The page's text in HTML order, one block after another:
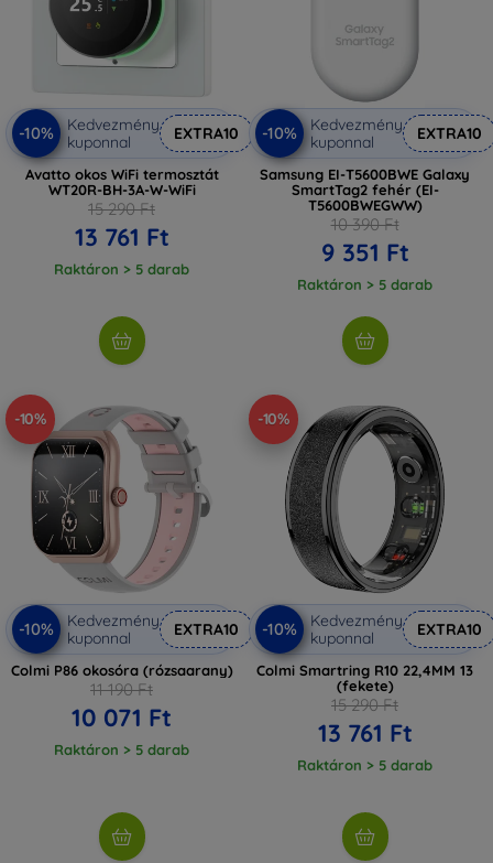
-10%
Kedvezmény
kuponnal
EXTRA10
Avatto okos WiFi termosztát
WT20R-BH-3A-W-WiFi
15 290 Ft
13 761 Ft
Raktáron > 5 darab
-10%
Kedvezmény
kuponnal
EXTRA10
Samsung EI-T5600BWE Galaxy
SmartTag2 fehér (EI-
T5600BWEGWW)
10 390 Ft
9 351 Ft
Raktáron > 5 darab
-10%
-10%
Kedvezmény
kuponnal
EXTRA10
Colmi P86 okosóra (rózsaarany)
11 190 Ft
10 071 Ft
Raktáron > 5 darab
-10%
-10%
Kedvezmény
kuponnal
EXTRA10
Colmi Smartring R10 22,4MM 13
(fekete)
15 290 Ft
13 761 Ft
Raktáron > 5 darab